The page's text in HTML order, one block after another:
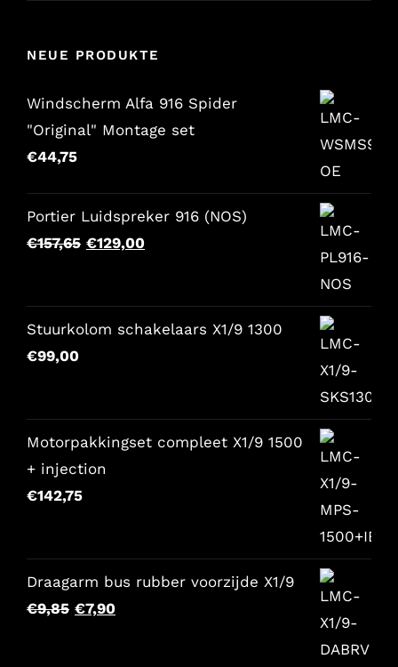
NEUE PRODUKTE
Windscherm Alfa 916 Spider
"Original" Montage set
€44,75
Portier Luidspreker 916 (NOS)
€157,65 Der
war:
€129,00Der
lautet:
Stuurkolom schakelaars X1/9 1300
€99,00
Motorpakkingset compleet X1/9 1500
+ injection
€142,75
Draagarm bus rubber voorzijde X1/9
€9,85 Der
€7,90Der